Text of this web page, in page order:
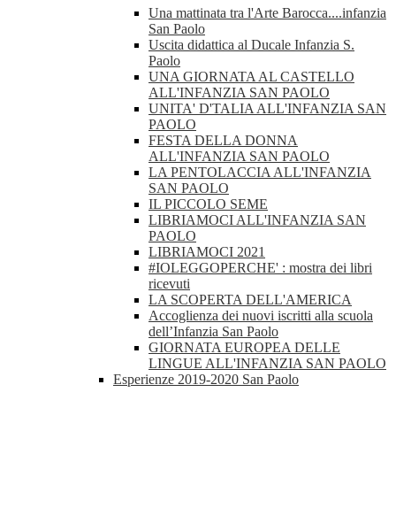
Una mattinata tra l'Arte Barocca....infanzia
San Paolo
Uscita didattica al Ducale Infanzia S.
Paolo
UNA GIORNATA AL CASTELLO
ALL'INFANZIA SAN PAOLO
UNITA' D'TALIA ALL'INFANZIA SAN
PAOLO
FESTA DELLA DONNA
ALL'INFANZIA SAN PAOLO
LA PENTOLACCIA ALL'INFANZIA
SAN PAOLO
IL PICCOLO SEME
LIBRIAMOCI ALL'INFANZIA SAN
PAOLO
LIBRIAMOCI 2021
#IOLEGGOPERCHE' : mostra dei libri
ricevuti
LA SCOPERTA DELL'AMERICA
Accoglienza dei nuovi iscritti alla scuola
dell’Infanzia San Paolo
GIORNATA EUROPEA DELLE
LINGUE ALL'INFANZIA SAN PAOLO
Esperienze 2019-2020 San Paolo